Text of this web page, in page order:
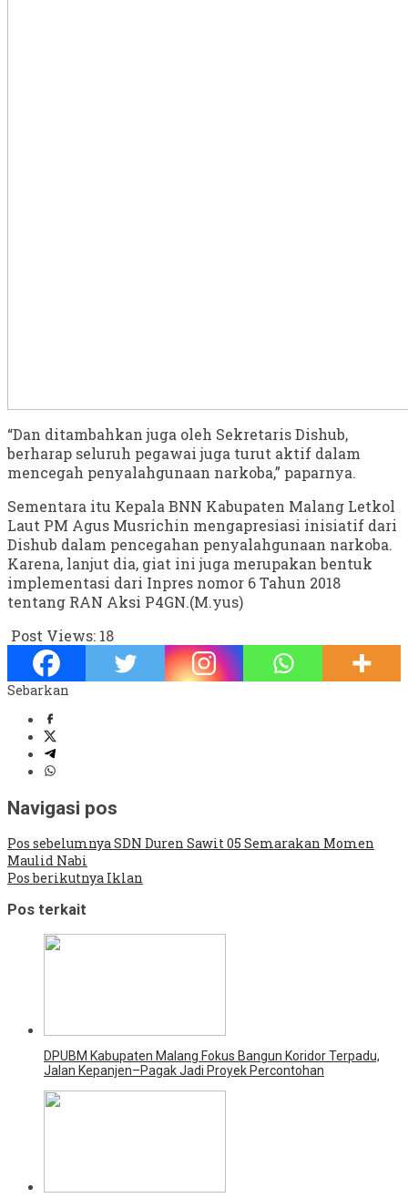
“Dan ditambahkan juga oleh Sekretaris Dishub,
berharap seluruh pegawai juga turut aktif dalam
mencegah penyalahgunaan narkoba,” paparnya.
Sementara itu Kepala BNN Kabupaten Malang Letkol
Laut PM Agus Musrichin mengapresiasi inisiatif dari
Dishub dalam pencegahan penyalahgunaan narkoba.
Karena, lanjut dia, giat ini juga merupakan bentuk
implementasi dari Inpres nomor 6 Tahun 2018
tentang RAN Aksi P4GN.(M.yus)
Post Views: 18
Sebarkan
Navigasi pos
Pos sebelumnyaSDN Duren Sawit 05 Semarakan Momen
Maulid Nabi
Pos berikutnya Iklan
Pos terkait
DPUBM Kabupaten Malang Fokus Bangun Koridor Terpadu,
Jalan Kepanjen–Pagak Jadi Proyek Percontohan